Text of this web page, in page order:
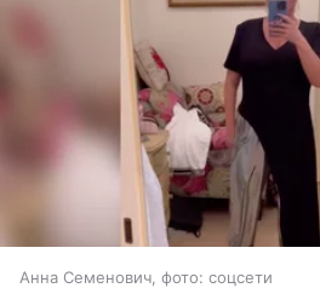
Анна Семенович, фото: соцсети